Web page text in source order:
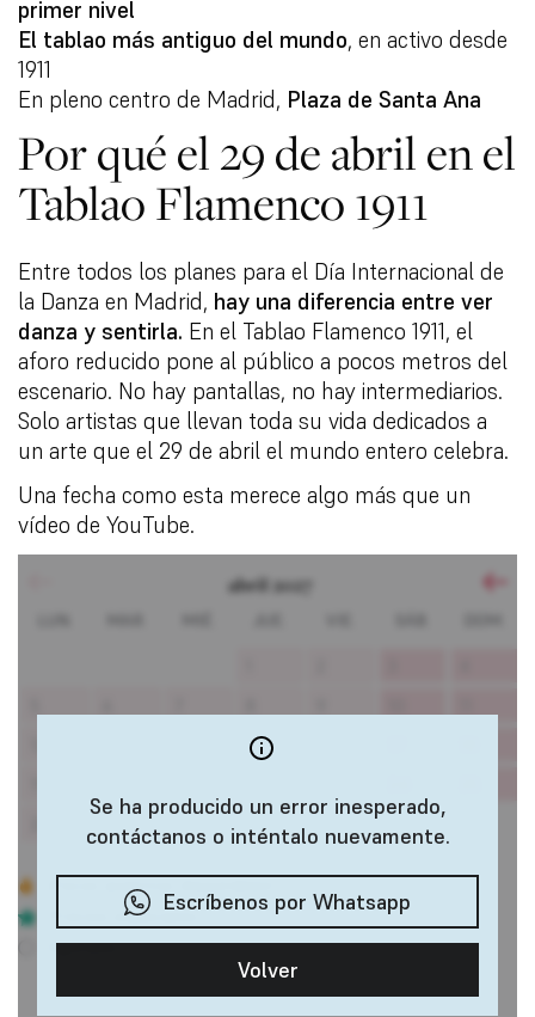
primer nivel
El tablao más antiguo del mundo, en activo desde
1911
En pleno centro de Madrid, Plaza de Santa Ana
Por qué el 29 de abril en el
Tablao Flamenco 1911
Entre todos los planes para el Día Internacional de
la Danza en Madrid, hay una diferencia entre ver
danza y sentirla. En el Tablao Flamenco 1911, el
aforo reducido pone al público a pocos metros del
escenario. No hay pantallas, no hay intermediarios.
Solo artistas que llevan toda su vida dedicados a
un arte que el 29 de abril el mundo entero celebra.
Una fecha como esta merece algo más que un
vídeo de YouTube.